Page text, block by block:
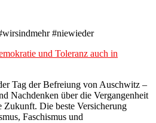
#niewieder
Tag der Befreiung von Auschwitz –
Nachdenken über die Vergangenheit
Die beste Versicherung
Faschismus und